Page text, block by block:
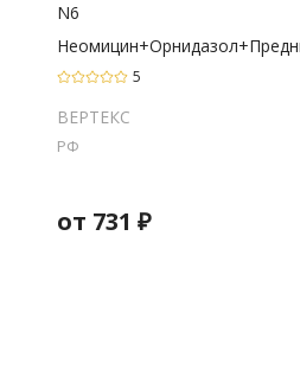
N6
5
ВЕРТЕКС
РФ
от 731 ₽